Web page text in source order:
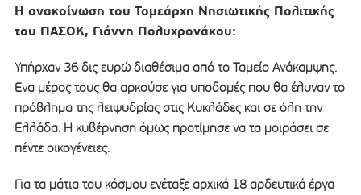
Η ανακοίνωση του Τομεάρχη Νησιωτικής Πολιτικής
του ΠΑΣΟΚ, Γιάννη Πολυχρονάκου:
Υπήρχαν 36 δις ευρώ διαθέσιμα από το Ταμείο Ανάκαμψης.
Ένα μέρος τους θα αρκούσε για υποδομές που θα έλυναν το
πρόβλημα της λειψυδρίας στις Κυκλάδες και σε όλη την
Ελλάδα. Η κυβέρνηση όμως προτίμησε να τα μοιράσει σε
πέντε οικογένειες.
Για τα μάτια του κόσμου ενέταξε αρχικά 18 αρδευτικά έργα